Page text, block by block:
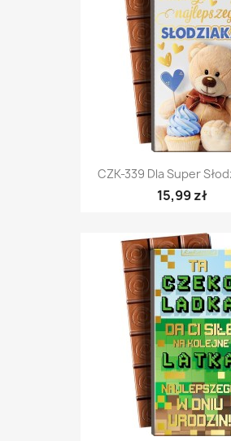
CZK-339 Dla Super
15,99 zł